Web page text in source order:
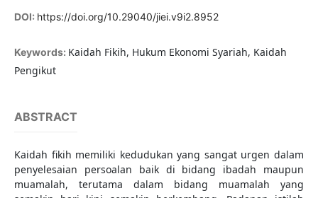
DOI: https://doi.org/10.29040/jiei.v9i2.8952
Keywords: Kaidah Fikih, Hukum Ekonomi Syariah, Kaidah
Pengikut
ABSTRACT
Kaidah fikih memiliki kedudukan yang sangat urgen dalam
penyelesaian persoalan baik di bidang ibadah maupun
muamalah, terutama dalam bidang muamalah yang